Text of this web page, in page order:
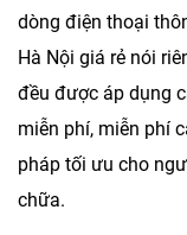
dòng điện thoại
Hà Nội giá rẻ nói
đều được áp dụng
miễn phí, miễn phí
pháp tối ưu cho
chữa.